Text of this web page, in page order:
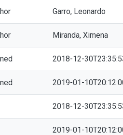
Garro, Leonardo
Miranda, Ximena
2018-12-
2019-01-
2018-12-
2019-01-